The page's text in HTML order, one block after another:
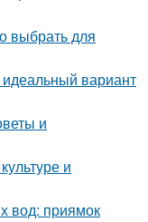
выбрать для
вариант
и
и
вод: приямок